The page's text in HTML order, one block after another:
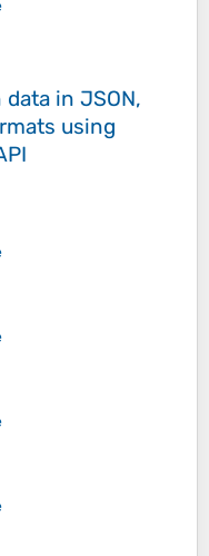
in JSON,
using